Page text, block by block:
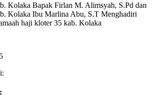
Kolaka Bapak Firlan M. Alimsyah, S.Pd dan
Kolaka Ibu Marlina Abu, S.T Menghadiri
haji kloter 35 kab. Kolaka